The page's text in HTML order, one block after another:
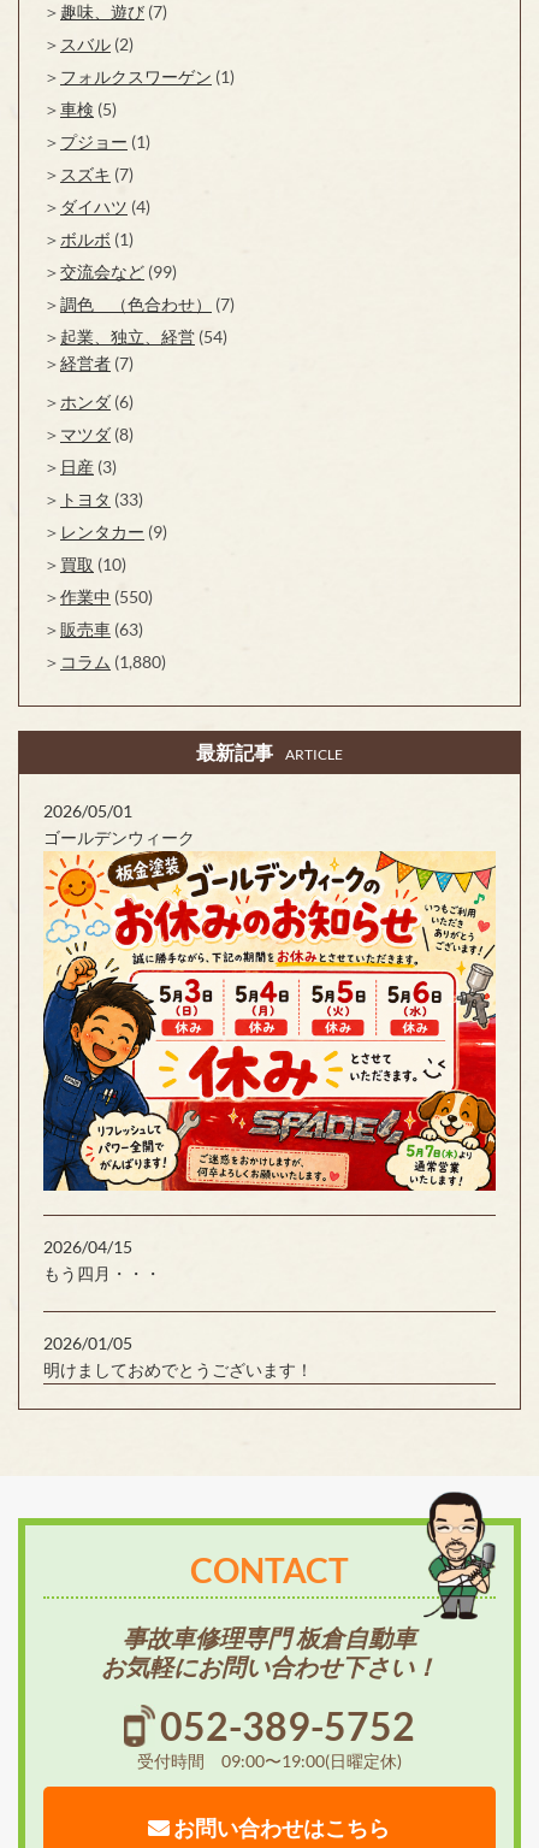
趣味、遊び (7)
スバル (2)
フォルクスワーゲン (1)
車検 (5)
プジョー (1)
スズキ (7)
ダイハツ (4)
ボルボ (1)
交流会など (99)
調色 （色合わせ）
(7)
起業、独立、経営 (54)
経営者 (7)
ホンダ (6)
マツダ (8)
日産 (3)
トヨタ (33)
レンタカー (9)
買取 (10)
作業中 (550)
販売車 (63)
コラム (1,880)
最新記事 ARTICLE
2026/05/01
ゴールデンウィーク
2026/04/15
もう四月・・・
2026/01/05
明けましておめでとうございます！
CONTACT
事故車修理専門 板倉自動車
お気軽にお問い合わせ下さい！
052-389-5752
受付時間 09:00〜19:00(日曜定休)
お問い合わせはこちら